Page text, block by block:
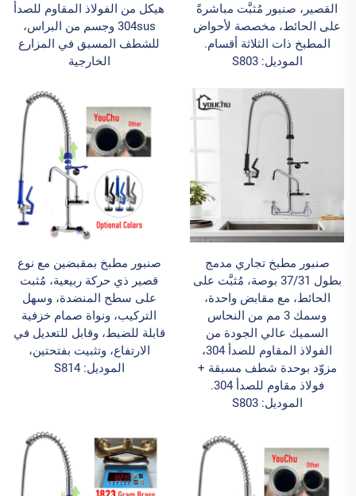
القصير، صنبور مُثبَّت مباشرةً
على الحائط، مخصصة لأحواض
المطبخ ذات الثلاثة أقسام.
الموديل: S803
هيكل من الفولاذ المقاوم للصدأ
304sus وجسم من البراس،
للشطف المسبق في المزارع
الخارجية
صنبور مطبخ تجاري مدمج
بطول 37/31 بوصة، مُثبَّت على
الحائط، مع مقابض واحدة،
وسمك 3 مم من النحاس
السميك عالي الجودة من
الفولاذ المقاوم للصدأ 304،
مزوّد بوحدة شطف مسبقة +
فولاذ مقاوم للصدأ 304.
الموديل: S803
صنبور مطبخ بمقبضين مع نوع
قصير ذي حركة ربيعية، مُثبت
على سطح المنضدة، وسهل
التركيب، ونواة صمام خزفية
قابلة للضبط، وقابل للتعديل في
الارتفاع، وتثبيت بفتحتين،
الموديل: S814